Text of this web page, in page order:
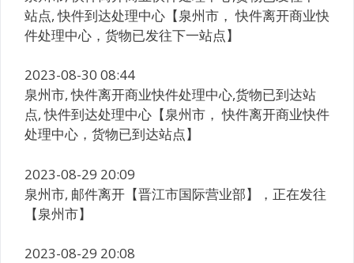
站点, 快件到达处理中心【泉州市， 快件离开商业快
件处理中心，货物已发往下一站点】
2023-08-30 08:44
泉州市, 快件离开商业快件处理中心,货物已到达站
点, 快件到达处理中心【泉州市， 快件离开商业快件
处理中心，货物已到达站点】
2023-08-29 20:09
泉州市, 邮件离开【晋江市国际营业部】，正在发往
【泉州市】
2023-08-29 20:08